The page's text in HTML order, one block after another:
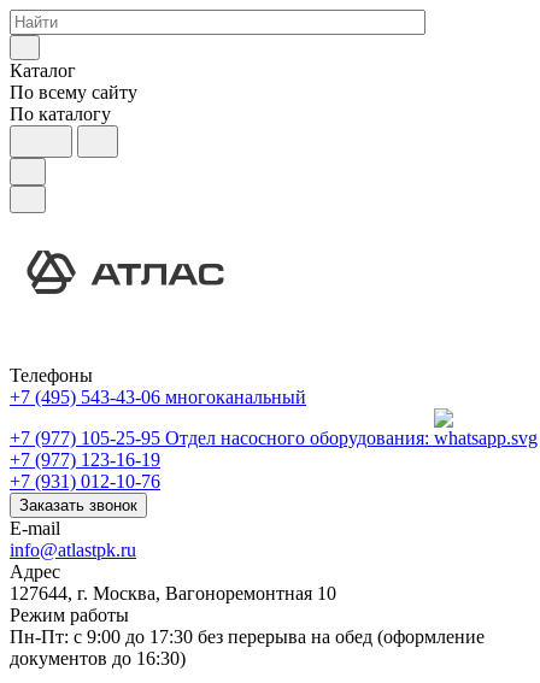
Каталог
По всему сайту
По каталогу
Телефоны
+7 (495) 543-43-06 многоканальный
+7 (977) 105-25-95 Отдел насосного оборудования:
+7 (977) 123-16-19
+7 (931) 012-10-76
Заказать звонок
E-mail
info@atlastpk.ru
Адрес
127644, г. Москва, Вагоноремонтная 10
Режим работы
Пн-Пт: с 9:00 до 17:30 без перерыва на обед (оформление
документов до 16:30)